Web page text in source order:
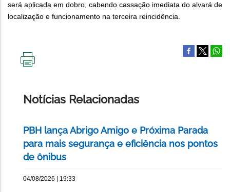
será aplicada em dobro, cabendo cassação imediata do alvará de
localização e funcionamento na terceira reincidência.
Notícias Relacionadas
PBH lança Abrigo Amigo e Próxima Parada
para mais segurança e eficiência nos pontos
de ônibus
04/08/2026 | 19:33